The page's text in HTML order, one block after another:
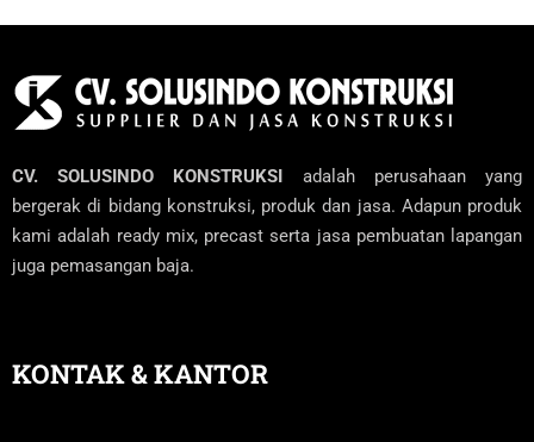
CV. SOLUSINDO KONSTRUKSI adalah perusahaan yang
bergerak di bidang konstruksi, produk dan jasa. Adapun produk
kami adalah ready mix, precast serta jasa pembuatan lapangan
juga pemasangan baja.
KONTAK & KANTOR